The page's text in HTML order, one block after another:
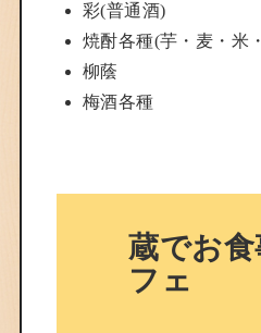
彩(普通酒)
焼酎各種(芋・麦・米
柳蔭
梅酒各種
蔵でお食
フェ